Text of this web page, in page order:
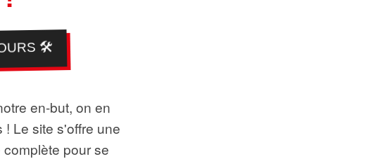
🛠️
en-but, on en
Le site s'offre une
pour se